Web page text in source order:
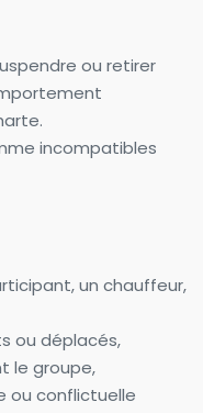
ou retirer
incompatibles
un chauffeur,
ou déplacés,
le groupe,
ou conflictuelle